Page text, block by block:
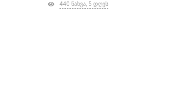
440 ნახვა, 5 დღეს